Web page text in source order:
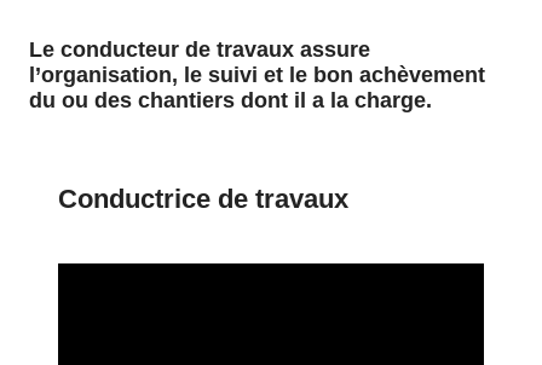
Le conducteur de travaux assure
l’organisation, le suivi et le bon achèvement
du ou des chantiers dont il a la charge.
Conductrice de travaux